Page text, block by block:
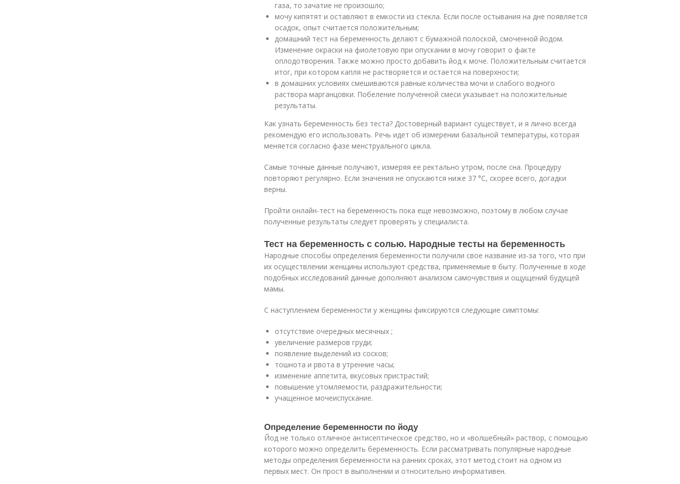
газа, то зачатие не произошло;
мочу кипятят и оставляют в емкости из стекла. Если после остывания на дне появляется
осадок, опыт считается положительным;
домашний тест на беременность делают с бумажной полоской, смоченной йодом.
Изменение окраски на фиолетовую при опускании в мочу говорит о факте
оплодотворения. Также можно просто добавить йод к моче. Положительным считается
итог, при котором капля не растворяется и остается на поверхности;
в домашних условиях смешиваются равные количества мочи и слабого водного
раствора марганцовки. Побеление полученной смеси указывает на положительные
результаты.
Как узнать беременность без теста? Достоверный вариант существует, и я лично всегда
рекомендую его использовать. Речь идет об измерении базальной температуры, которая
меняется согласно фазе менструального цикла.
Самые точные данные получают, измеряя ее ректально утром, после сна. Процедуру
повторяют регулярно. Если значения не опускаются ниже 37 °С, скорее всего, догадки
верны.
Пройти онлайн-тест на беременность пока еще невозможно, поэтому в любом случае
полученные результаты следует проверять у специалиста.
Тест на беременность с солью. Народные тесты на беременность
Народные способы определения беременности получили свое название из-за того, что при
их осуществлении женщины используют средства, применяемые в быту. Полученные в ходе
подобных исследований данные дополняют анализом самочувствия и ощущений будущей
мамы.
С наступлением беременности у женщины фиксируются следующие симптомы:
отсутствие очередных месячных ;
увеличение размеров груди;
появление выделений из сосков;
тошнота и рвота в утренние часы;
изменение аппетита, вкусовых пристрастий;
повышение утомляемости, раздражительности;
учащенное мочеиспускание.
Определение беременности по йоду
Йод не только отличное антисептическое средство, но и «волшебный» раствор, с помощью
которого можно определить беременность. Если рассматривать популярные народные
методы определения беременности на ранних сроках, этот метод стоит на одном из
первых мест. Он прост в выполнении и относительно информативен.